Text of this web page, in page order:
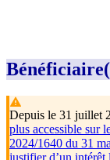
Depuis le 31 juillet
plus accessible sur
2024/1640 du 31